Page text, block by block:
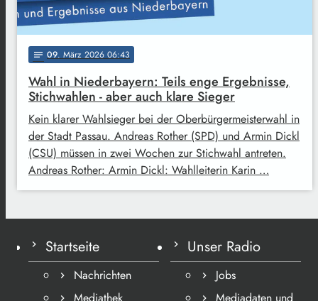
notes 09. März 2026 06:43
Wahl in Niederbayern: Teils enge Ergebnisse,
Stichwahlen - aber auch klare Sieger
Kein klarer Wahlsieger bei der Oberbürgermeisterwahl in
der Stadt Passau. Andreas Rother (SPD) und Armin Dickl
(CSU) müssen in zwei Wochen zur Stichwahl antreten.
Andreas Rother: Armin Dickl: Wahlleiterin Karin …
Startseite
Nachrichten
Unser Radio
Jobs